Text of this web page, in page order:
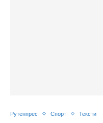
Рутенпрес Спорт Тексти